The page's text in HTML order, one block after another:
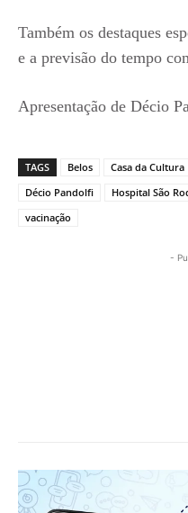
Também os destaques
e a previsão do tempo
Apresentação de Décio
TAGS Belos Casa da Cultura
Décio Pandolfi
Hospital São
vacinação
-